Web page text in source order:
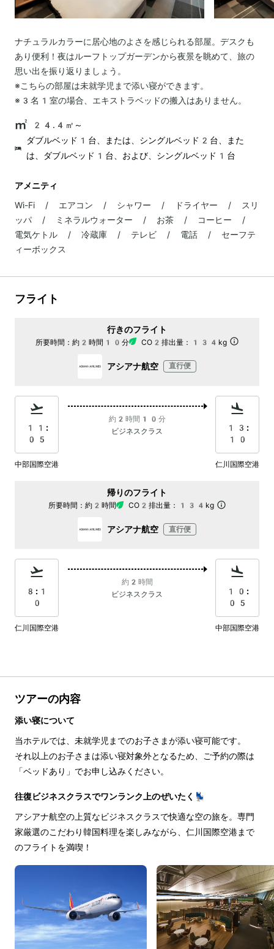
ナチュラルカラーに居心地のよさを感じられる部屋。デスクも
あり便利！夜はルーフトップガーデンから夜景を眺めて、旅の
思い出を振り返りましょう。
※こちらの部屋は未就学児まで添い寝ができます。
※3名1室の場合、エキストラベッドの搬入はありません。
24.4㎡～
ダブルベッド1台、または、シングルベッド2台、また
は、ダブルベッド1台、および、シングルベッド1台
アメニティ
Wi-Fi / エアコン / シャワー / ドライヤー / スリ
ッパ / ミネラルウォーター / お茶 / コーヒー /
電気ケトル / 冷蔵庫 / テレビ / 電話 / セーフテ
ィーボックス
フライト
行きのフライト
所要時間： 約2時間10分 CO2排出量： 134kg
アシアナ航空 直行便
11:
05
約2時間10分
ビジネスクラス
13:
10
中部国際空港 仁川国際空港
帰りのフライト
所要時間： 約2時間 CO2排出量： 134kg
アシアナ航空 直行便
8:1
0
約2時間
ビジネスクラス
10:
05
仁川国際空港 中部国際空港
ツアーの内容
添い寝について
当ホテルでは、未就学児までのお子さまが添い寝可能です。
それ以上のお子さまは添い寝対象外となるため、ご予約の際は
「ベッドあり」でお申し込みください。
往復ビジネスクラスでワンランク上のぜいたく💺
アシアナ航空の上質なビジネスクラスで快適な空の旅を。専門
家厳選のこだわり韓国料理を楽しみながら、仁川国際空港まで
のフライトを満喫！